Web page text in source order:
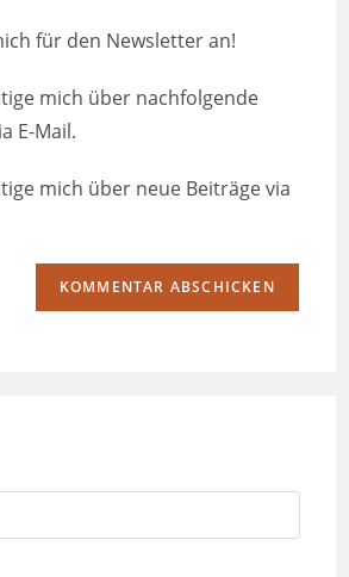
für den Newsletter an!
mich über nachfolgende
E-Mail.
mich über neue Beiträge via